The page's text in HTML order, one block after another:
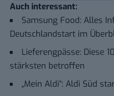
Auch interessant:
Samsung Food: Alles
Deutschlandstart im
Lieferengpässe: Diese
stärksten betroffen
„Mein Aldi“: Aldi Süd